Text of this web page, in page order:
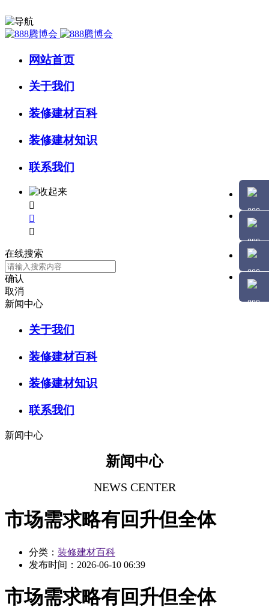
网站首页
关于我们
装修建材百科
装修建材知识
联系我们



在线搜索
确认
取消
新闻中心
关于我们
装修建材百科
装修建材知识
联系我们
新闻中心
新闻中心
NEWS CENTER
市场需求略有回升但全体
分类： 装修建材百科
发布时间： 2026-06-10 06:39
市场需求略有回升但全体